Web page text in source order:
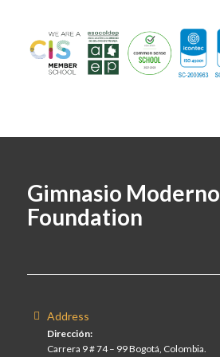
Gimnasio Moderno
Foundation
Address
Dirección:
Carrera 9 # 74 – 99 Bogotá, Colombia.